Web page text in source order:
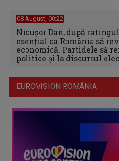
08 August, 00:22
Nicușor Dan, după ratingul
esențial ca România să
economică. Partidele să
politice și la discursul
EUROVISION ROMÂNIA